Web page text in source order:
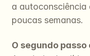
a
poucas semanas.
O segundo passo